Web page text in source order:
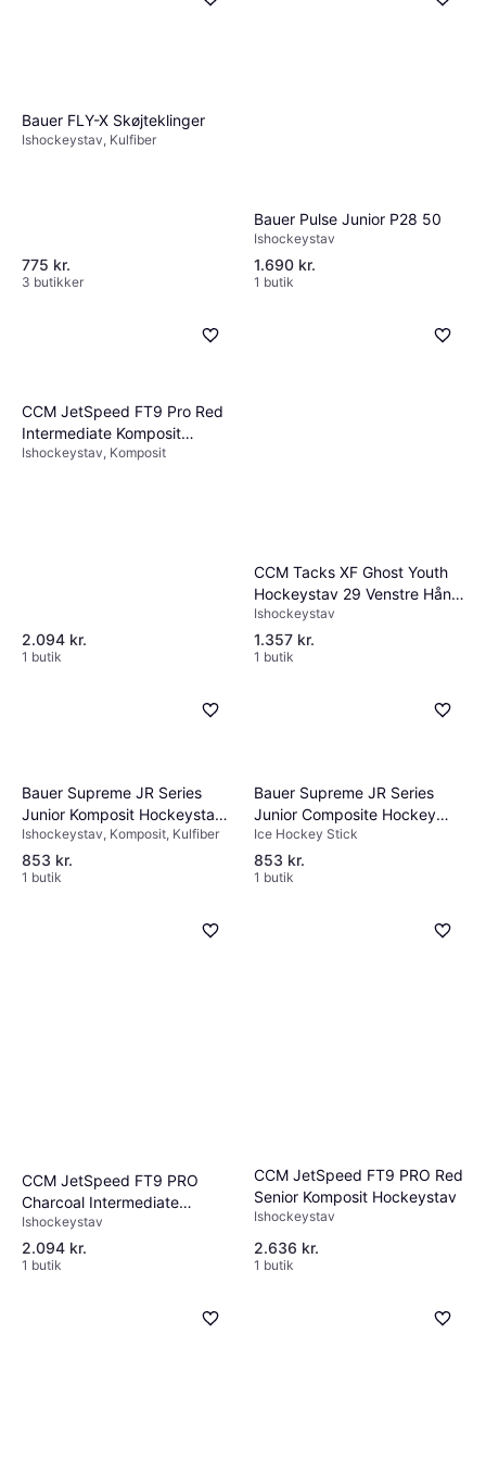
Ishockeystav
Bauer FLY-X Skøjteklinger
Ishockeystav, Kulfiber
775 kr.
3 butikker
Bauer Pulse Junior P28 50
Ishockeystav
1.690 kr.
1 butik
CCM JetSpeed FT9 Pro Red
Intermediate Komposit
Hockeystav
Ishockeystav, Komposit
2.094 kr.
1 butik
CCM Tacks XF Ghost Youth
Hockeystav 29 Venstre Hånd
Ned
Ishockeystav
1.357 kr.
1 butik
Bauer Supreme JR Series
Junior Komposit Hockeystav
P28
Ishockeystav, Komposit, Kulfiber
853 kr.
1 butik
Bauer Supreme JR Series
Junior Composite Hockey
Stick P28
Ice Hockey Stick
853 kr.
1 butik
CCM JetSpeed FT9 PRO
Charcoal Intermediate
Komposit Hockeystav
Ishockeystav
2.094 kr.
1 butik
CCM JetSpeed FT9 PRO Red
Senior Komposit Hockeystav
Ishockeystav
2.636 kr.
1 butik